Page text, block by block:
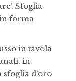
Sfoglia
in forma
in tavola
in
d’oro